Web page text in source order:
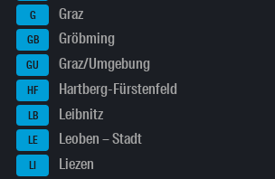
G Graz
GB Gröbming
GU Graz/Umgebung
HF Hartberg-Fürstenfeld
LB Leibnitz
LE Leoben – Stadt
LI Liezen